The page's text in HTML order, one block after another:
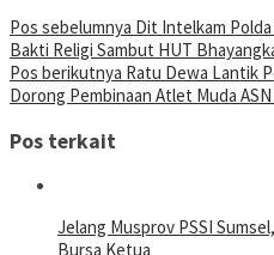
Pos sebelumnya Dit Intelkam
Bakti Religi Sambut HUT
Pos berikutnya Ratu Dewa Lantik
Dorong Pembinaan Atlet Muda
Pos terkait
Jelang Musprov PSSI
Bursa Ketua